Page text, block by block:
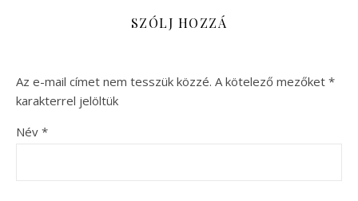
SZÓLJ HOZZÁ
Az e-mail címet nem tesszük közzé. A kötelező mezőket *
karakterrel jelöltük
Név *